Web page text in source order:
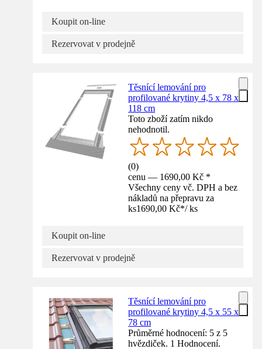
Koupit on-line
Rezervovat v prodejně
Těsnící lemování pro
profilované krytiny 4,5 x 78 x
118 cm
Toto zboží zatím nikdo
nehodnotil.
(0)
cenu — 1690,00 Kč *
Všechny ceny vč. DPH a bez
nákladů na přepravu za
ks1690,00 Kč*/ ks
Koupit on-line
Rezervovat v prodejně
Těsnící lemování pro
profilované krytiny 4,5 x 55 x
78 cm
Průměrné hodnocení: 5 z 5
hvězdiček. 1 Hodnocení.